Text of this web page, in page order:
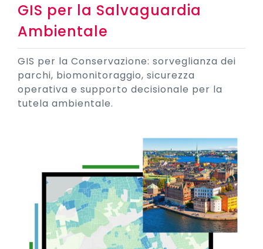
GIS per la Salvaguardia
Ambientale
GIS per la Conservazione: sorveglianza dei
parchi, biomonitoraggio, sicurezza
operativa e supporto decisionale per la
tutela ambientale.